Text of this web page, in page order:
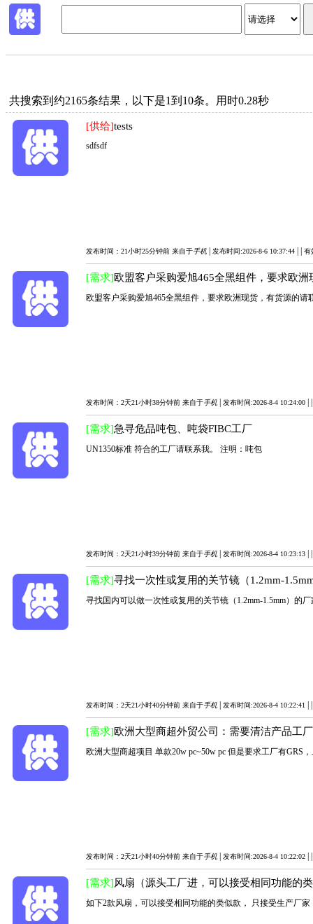
共搜索到约2165条结果，以下是1到10条。用时0.28秒
[供给]tests
sdfsdf
发布时间：21小时25分钟前 来自于手机 |发布时间:2026-8-6 10:37:44 |有
[需求]欧盟客户采购爱旭465全黑组件，要求欧洲
欧盟客户采购爱旭465全黑组件，要求欧洲现货，有货源的请
发布时间：2天21小时38分钟前 来自于手机 |发布时间:2026-8-4 10:24:00
[需求]急寻危品吨包、吨袋FIBC工厂
UN1350标准 符合的工厂请联系我。 注明：吨包
发布时间：2天21小时39分钟前 来自于手机 |发布时间:2026-8-4 10:23:13
[需求]寻找一次性或复用的关节镜（1.2mm-
寻找国内可以做一次性或复用的关节镜（1.2mm-1.5mm）的
发布时间：2天21小时40分钟前 来自于手机 |发布时间:2026-8-4 10:22:41
[需求]欧洲大型商超外贸公司：需要清洁产品工
欧洲大型商超项目 单款20w pc~50w pc 但是要求工厂有GRS
发布时间：2天21小时40分钟前 来自于手机 |发布时间:2026-8-4 10:22:02
[需求]风扇（源头工厂进，可以接受相同功能的
如下2款风扇，可以接受相同功能的类似款， 只接受生产厂